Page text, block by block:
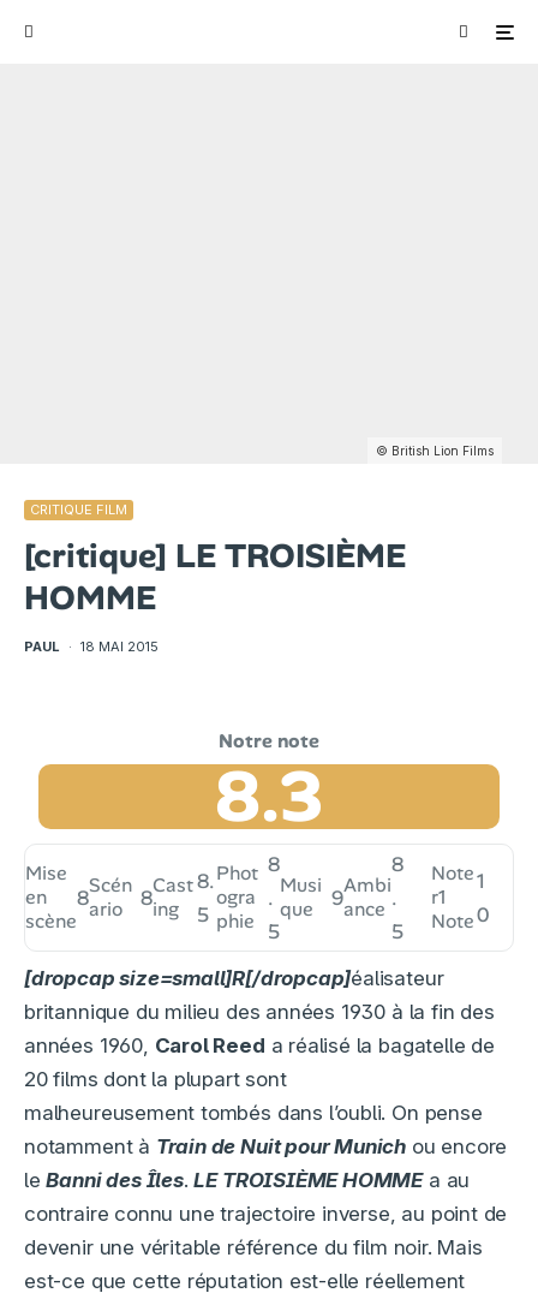
© British Lion Films
CRITIQUE FILM
[critique] LE TROISIÈME
HOMME
PAUL · 18 MAI 2015
Mise
en
scène
8Scén
ario
8Cast
ing
8.
5
Phot
ogra
phie
8
.
5
Musi
que
9Ambi
ance
8
.
5
Note
r1
Note
1
0
8.3
[dropcap size=small]R[/dropcap]éalisateur
britannique du milieu des années 1930 à la fin des
années 1960, Carol Reed a réalisé la bagatelle de
20 films dont la plupart sont
malheureusement tombés dans l’oubli. On pense
notamment à Train de Nuit pour Munich ou encore
leBanni des Îles.LE TROISIÈME HOMMEa au
contraire connu une trajectoire inverse, au point de
devenir une véritable référence du film noir. Mais
est-ce que cette réputation est-elle réellement